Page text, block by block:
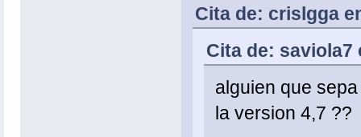
Cita de: crislgga
Cita de: saviola7
alguien que
la version 4,7 ??